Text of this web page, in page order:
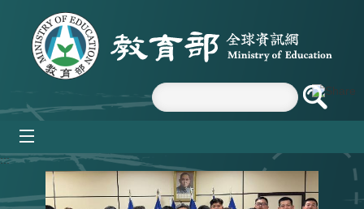
跳到主要內容區塊
:::